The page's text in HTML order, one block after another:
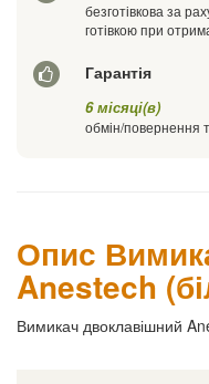
безготівкова за
готівкою при
Гарантія
6 місяці(в)
обмін/повернення
Опис
Anestech
Вимикач двоклавішний